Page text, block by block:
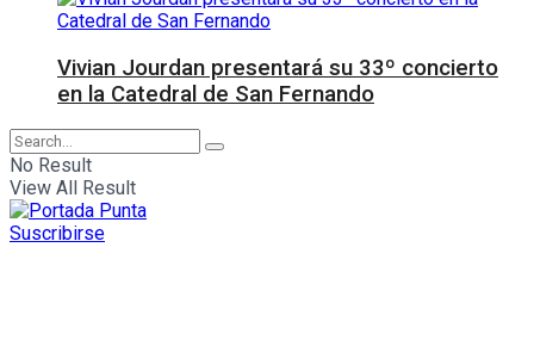
Vivian Jourdan presentará su 33º concierto
en la Catedral de San Fernando
No Result
View All Result
Suscribirse